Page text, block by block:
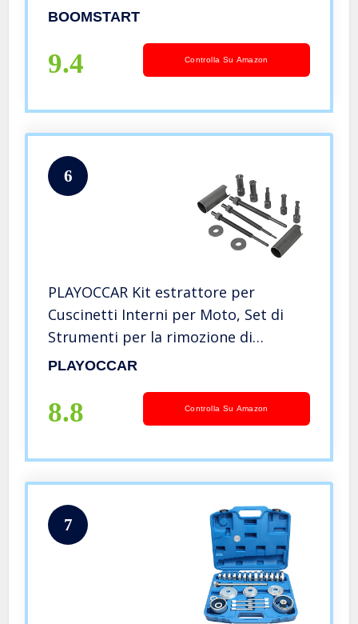
martello scorrevole
BOOMSTART
9.4 Controlla Su Amazon
6
PLAYOCCAR Kit estrattore per
Cuscinetti Interni per Moto, Set di
Strumenti per la rimozione di
estrattori per Cuscinetti Interni con
PLAYOCCAR
8.8 Controlla Su Amazon
7